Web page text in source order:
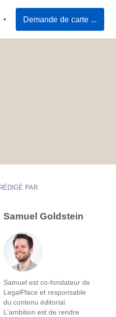
Demande de carte grise en ligne
PAR
Samuel Goldstein
Samuel est co-fondateur de
LegalPlace et responsable
du contenu éditorial.
L'ambition est de rendre